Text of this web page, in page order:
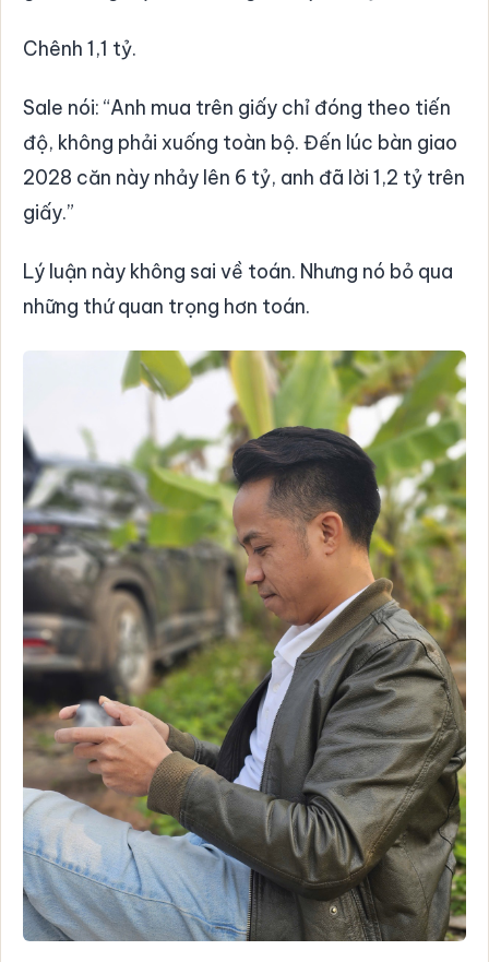
Chênh 1,1 tỷ.
Sale nói: “Anh mua trên giấy chỉ đóng theo tiến
độ, không phải xuống toàn bộ. Đến lúc bàn giao
2028 căn này nhảy lên 6 tỷ, anh đã lời 1,2 tỷ trên
giấy.”
Lý luận này không sai về toán. Nhưng nó bỏ qua
những thứ quan trọng hơn toán.